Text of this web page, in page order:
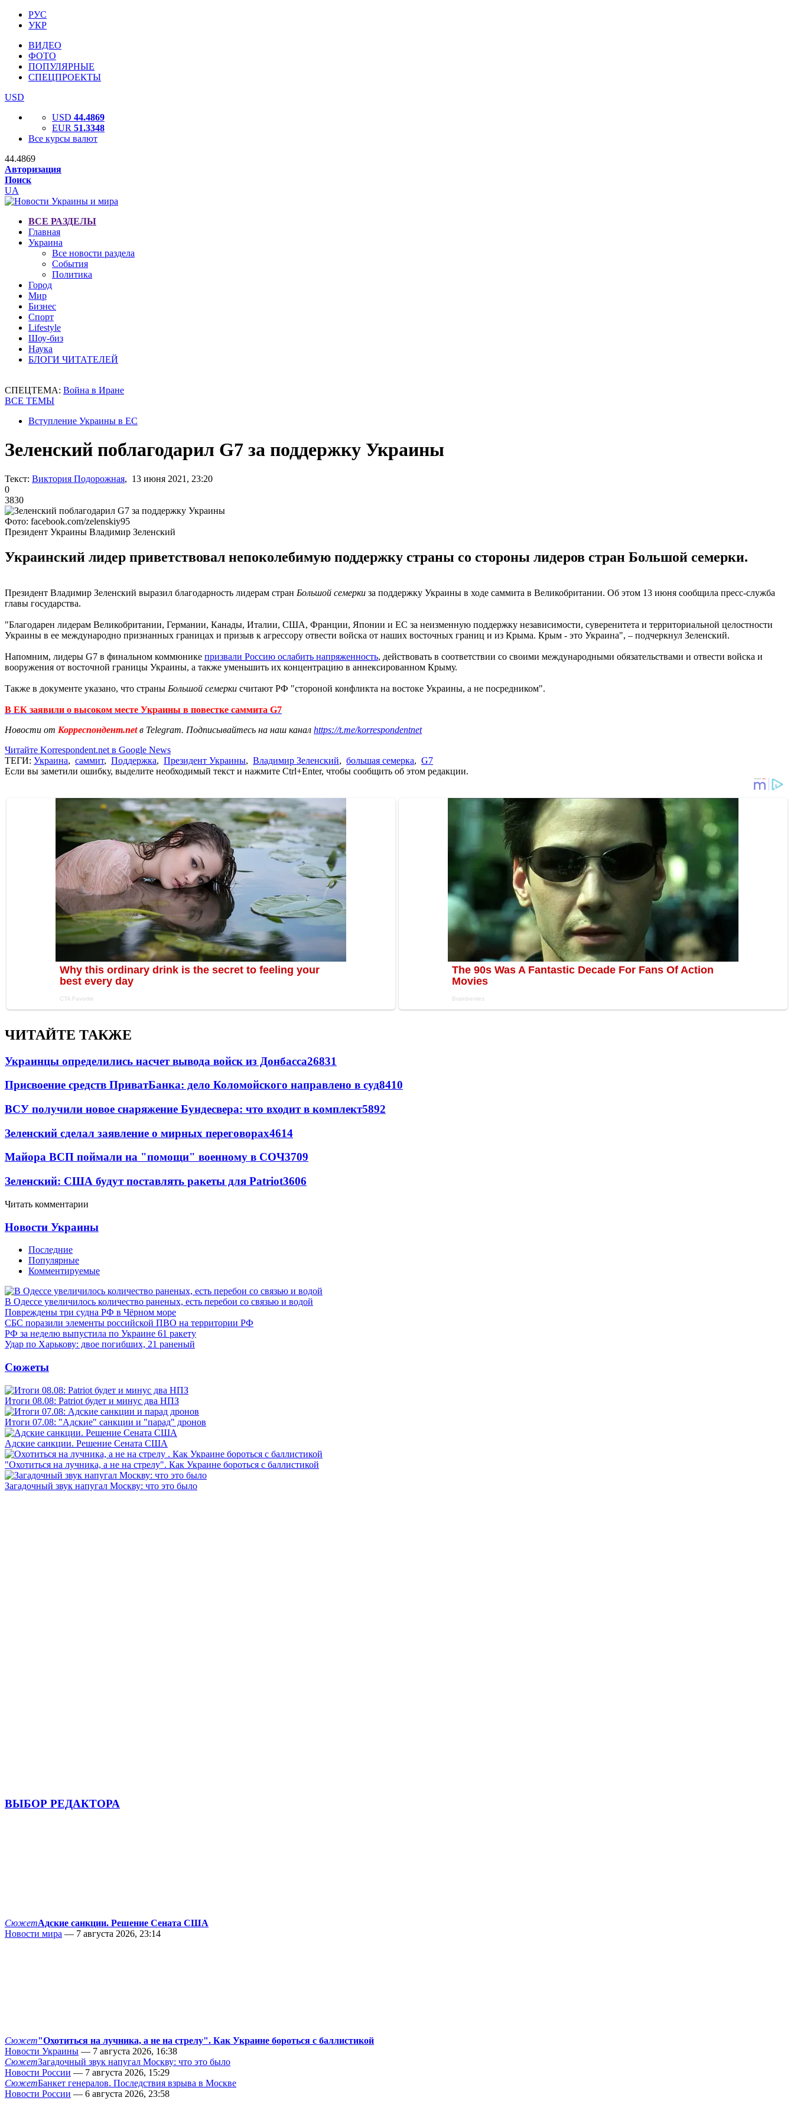
РУС
УКР
ВИДЕО
ФОТО
ПОПУЛЯРНЫЕ
СПЕЦПРОЕКТЫ
USD
USD 44.4869
EUR 51.3348
Все курсы валют
44.4869
Авторизация
Поиск
UA
ВСЕ РАЗДЕЛЫ
Главная
Украина
Все новости раздела
События
Политика
Город
Мир
Бизнес
Спорт
Lifestyle
Шоу-биз
Наука
БЛОГИ ЧИТАТЕЛЕЙ
СПЕЦТЕМА: Война в Иране
ВСЕ ТЕМЫ
Вступление Украины в ЕС
Зеленский поблагодарил G7 за поддержку Украины
Текст: Виктория Подорожная, 13 июня 2021, 23:20
0
3830
Фото: facebook.com/zelenskiy95
Президент Украины Владимир Зеленский
Украинский лидер приветствовал непоколебимую поддержку страны со стороны лидеров стран Большой семерки.
Президент Владимир Зеленский выразил благодарность лидерам стран Большой семерки за поддержку Украины в ходе саммита в Великобритании. Об этом 13 июня сообщила пресс-служба
главы государства.
"Благодарен лидерам Великобритании, Германии, Канады, Италии, США, Франции, Японии и ЕС за неизменную поддержку независимости, суверенитета и территориальной целостности
Украины в ее международно признанных границах и призыв к агрессору отвести войска от наших восточных границ и из Крыма. Крым - это Украина", – подчеркнул Зеленский.
Напомним, лидеры G7 в финальном коммюнике призвали Россию ослабить напряженность, действовать в соответствии со своими международными обязательствами и отвести войска и
вооружения от восточной границы Украины, а также уменьшить их концентрацию в аннексированном Крыму.
Также в документе указано, что страны Большой семерки считают РФ "стороной конфликта на востоке Украины, а не посредником".
В ЕК заявили о высоком месте Украины в повестке саммита G7
Новости от Корреспондент.netв Telegram. Подписывайтесь на наш канал https://t.me/korrespondentnet
Читайте Korrespondent.net в Google News
ТЕГИ: Украина, саммит, Поддержка, Президент Украины, Владимир Зеленский, большая семерка, G7
Если вы заметили ошибку, выделите необходимый текст и нажмите Ctrl+Enter, чтобы сообщить об этом редакции.
ЧИТАЙТЕ ТАКЖЕ
Украинцы определились насчет вывода войск из Донбасса26831
Присвоение средств ПриватБанка: дело Коломойского направлено в суд8410
ВСУ получили новое снаряжение Бундесвера: что входит в комплект5892
Зеленский сделал заявление о мирных переговорах4614
Майора ВСП поймали на "помощи" военному в СОЧ3709
Зеленский: США будут поставлять ракеты для Patriot3606
Читать комментарии
Новости Украины
Последние
Популярные
Комментируемые
В Одессе увеличилось количество раненых, есть перебои со связью и водой
Повреждены три судна РФ в Чёрном море
СБС поразили элементы российской ПВО на территории РФ
РФ за неделю выпустила по Украине 61 ракету
Удар по Харькову: двое погибших, 21 раненый
Сюжеты
Итоги 08.08: Patriot будет и минус два НПЗ
Итоги 07.08: "Адские" санкции и "парад" дронов
Адские санкции. Решение Сената США
"Охотиться на лучника, а не на стрелу". Как Украине бороться с баллистикой
Загадочный звук напугал Москву: что это было
ВЫБОР РЕДАКТОРА
СюжетАдские санкции. Решение Сената США
Новости мира — 7 августа 2026, 23:14
Сюжет"Охотиться на лучника, а не на стрелу". Как Украине бороться с баллистикой
Новости Украины — 7 августа 2026, 16:38
СюжетЗагадочный звук напугал Москву: что это было
Новости России — 7 августа 2026, 15:29
СюжетБанкет генералов. Последствия взрыва в Москве
Новости России — 6 августа 2026, 23:58